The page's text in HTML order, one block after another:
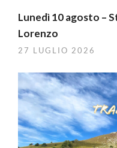
Lunedì 10 agosto –
Lorenzo
27 LUGLIO 2026